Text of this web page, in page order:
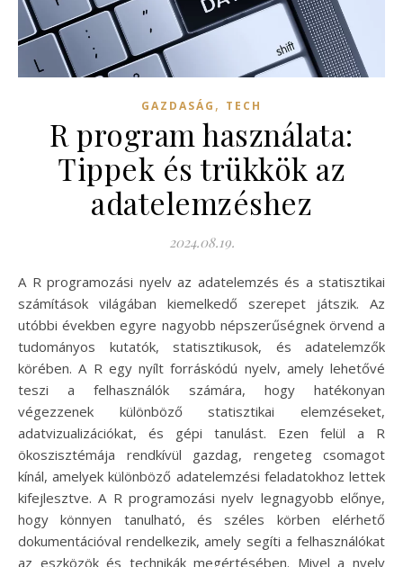
GAZDASÁG , TECH
R program használata:
Tippek és trükkök az
adatelemzéshez
2024.08.19.
A R programozási nyelv az adatelemzés és a statisztikai
számítások világában kiemelkedő szerepet játszik. Az
utóbbi években egyre nagyobb népszerűségnek örvend a
tudományos kutatók, statisztikusok, és adatelemzők
körében. A R egy nyílt forráskódú nyelv, amely lehetővé
teszi a felhasználók számára, hogy hatékonyan
végezzenek különböző statisztikai elemzéseket,
adatvizualizációkat, és gépi tanulást. Ezen felül a R
ökoszisztémája rendkívül gazdag, rengeteg csomagot
kínál, amelyek különböző adatelemzési feladatokhoz lettek
kifejlesztve. A R programozási nyelv legnagyobb előnye,
hogy könnyen tanulható, és széles körben elérhető
dokumentációval rendelkezik, amely segíti a felhasználókat
az eszközök és technikák megértésében. Mivel a nyelv